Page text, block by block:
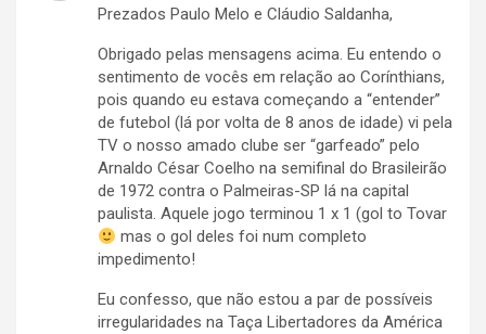
Prezados Paulo Melo e Cláudio Saldanha,
Obrigado pelas mensagens acima. Eu entendo o
sentimento de vocês em relação ao Corínthians,
pois quando eu estava começando a “entender”
de futebol (lá por volta de 8 anos de idade) vi pela
TV o nosso amado clube ser “garfeado” pelo
Arnaldo César Coelho na semifinal do Brasileirão
de 1972 contra o Palmeiras-SP lá na capital
paulista. Aquele jogo terminou 1 x 1 (gol to Tovar
mas o gol deles foi num completo
impedimento!
Eu confesso, que não estou a par de possíveis
irregularidades na Taça Libertadores da América